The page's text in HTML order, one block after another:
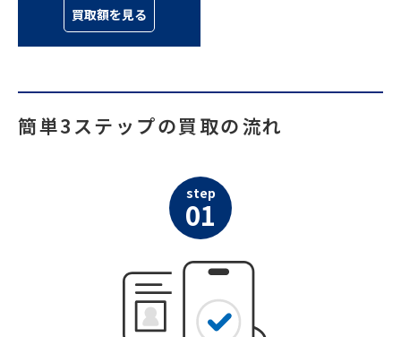
買取額を見る
簡単3ステップの買取の流れ
step
01